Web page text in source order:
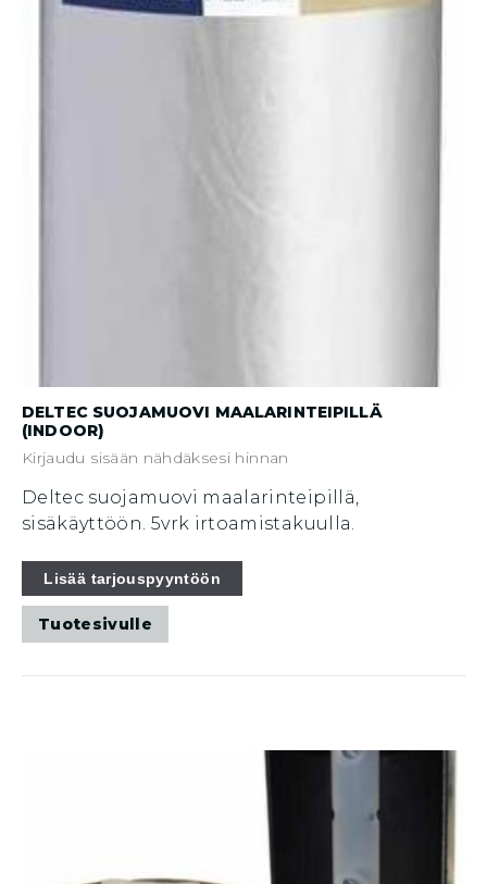
DELTEC SUOJAMUOVI MAALARINTEIPILLÄ
(INDOOR)
Kirjaudu sisään nähdäksesi hinnan
Deltec suojamuovi maalarinteipillä,
sisäkäyttöön. 5vrk irtoamistakuulla.
Lisää tarjouspyyntöön
tuotteella
muunnelma.
valinnat
tuotteen
sivulla.
Tuotesivulle